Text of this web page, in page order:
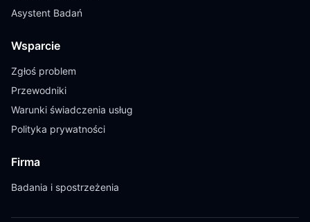
Asystent Badań
Wsparcie
Zgłoś problem
Przewodniki
Warunki świadczenia usług
Polityka prywatności
Firma
Badania i spostrzeżenia